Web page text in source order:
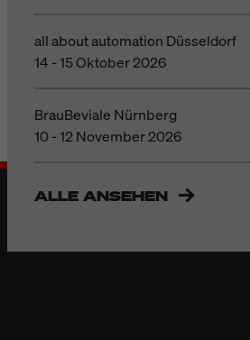
all about automation Düsseldorf
14 - 15 Oktober 2026
BrauBeviale Nürnberg
10 - 12 November 2026
ALLE ANSEHEN